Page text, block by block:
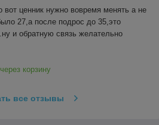
вот ценник нужно вовремя менять а не
27,а после подрос до 35,это
и обратную связь желательно
корзину
все отзывы